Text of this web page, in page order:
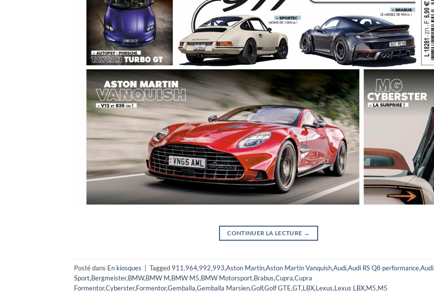
CONTINUER LA LECTURE →
Posté dans En kiosques | Tagged 911,964,992,993,Aston Martin,Aston Martin Vanquish,Audi,Audi RS Q8 performance,Audi
Sport,Bergmeister,BMW,BMW M,BMW M5,BMW Motorsport,Brabus,Cupra,Cupra
Formentor,Cyberster,Formentor,Gemballa,Gemballa Marsien,Golf,Golf GTE,GT,LBX,Lexus,Lexus LBX,M5,M5